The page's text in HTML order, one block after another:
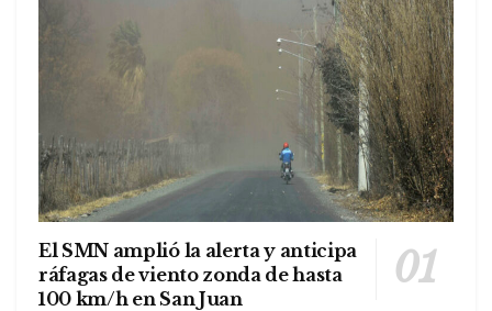
El SMN amplió la alerta y anticipa
ráfagas de viento zonda de hasta
100 km/h en San Juan